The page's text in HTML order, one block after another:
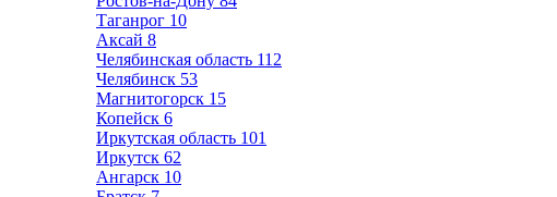
Таганрог 10
Аксай 8
Челябинская область 112
Челябинск 53
Магнитогорск 15
Копейск 6
Иркутская область 101
Иркутск 62
Ангарск 10